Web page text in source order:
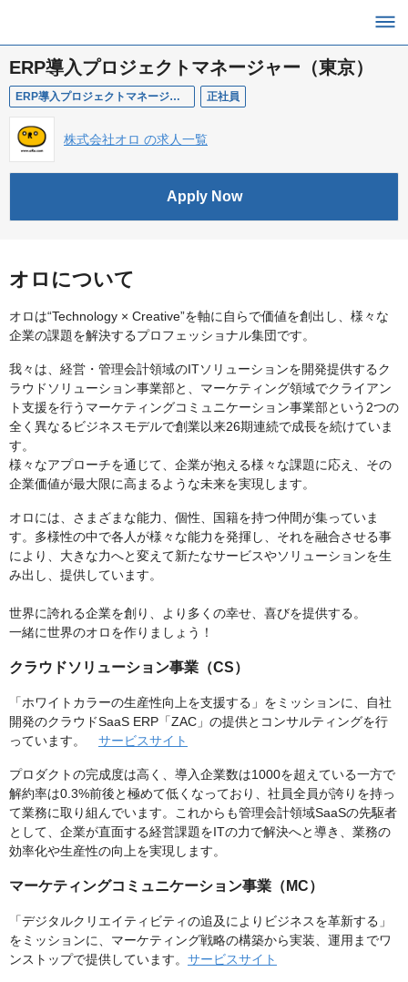
ERP導入プロジェクトマネージャー（東京）
ERP導入プロジェクトマネージャー（東京） 正社員
株式会社オロ の求人一覧
Apply Now
オロについて
オロは“Technology × Creative”を軸に自らで価値を創出し、様々な
企業の課題を解決するプロフェッショナル集団です。
我々は、経営・管理会計領域のITソリューションを開発提供するク
ラウドソリューション事業部と、マーケティング領域でクライアン
ト支援を行うマーケティングコミュニケーション事業部という2つの
全く異なるビジネスモデルで創業以来26期連続で成長を続けていま
す。
様々なアプローチを通じて、企業が抱える様々な課題に応え、その
企業価値が最大限に高まるような未来を実現します。
オロには、さまざまな能力、個性、国籍を持つ仲間が集っていま
す。多様性の中で各人が様々な能力を発揮し、それを融合させる事
により、大きな力へと変えて新たなサービスやソリューションを生
み出し、提供しています。
世界に誇れる企業を創り、より多くの幸せ、喜びを提供する。
一緒に世界のオロを作りましょう！
クラウドソリューション事業（CS）
「ホワイトカラーの生産性向上を支援する」をミッションに、自社
開発のクラウドSaaS ERP「ZAC」の提供とコンサルティングを行
っています。 サービスサイト
プロダクトの完成度は高く、導入企業数は1000を超えている一方で
解約率は0.3%前後と極めて低くなっており、社員全員が誇りを持っ
て業務に取り組んでいます。これからも管理会計領域SaaSの先駆者
として、企業が直面する経営課題をITの力で解決へと導き、業務の
効率化や生産性の向上を実現します。
マーケティングコミュニケーション事業（MC）
「デジタルクリエイティビティの追及によりビジネスを革新する」
をミッションに、マーケティング戦略の構築から実装、運用までワ
ンストップで提供しています。 サービスサイト